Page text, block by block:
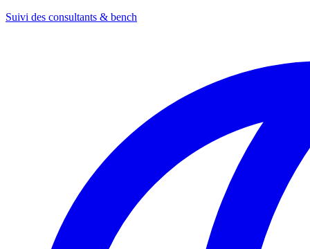
Suivi des consultants & bench